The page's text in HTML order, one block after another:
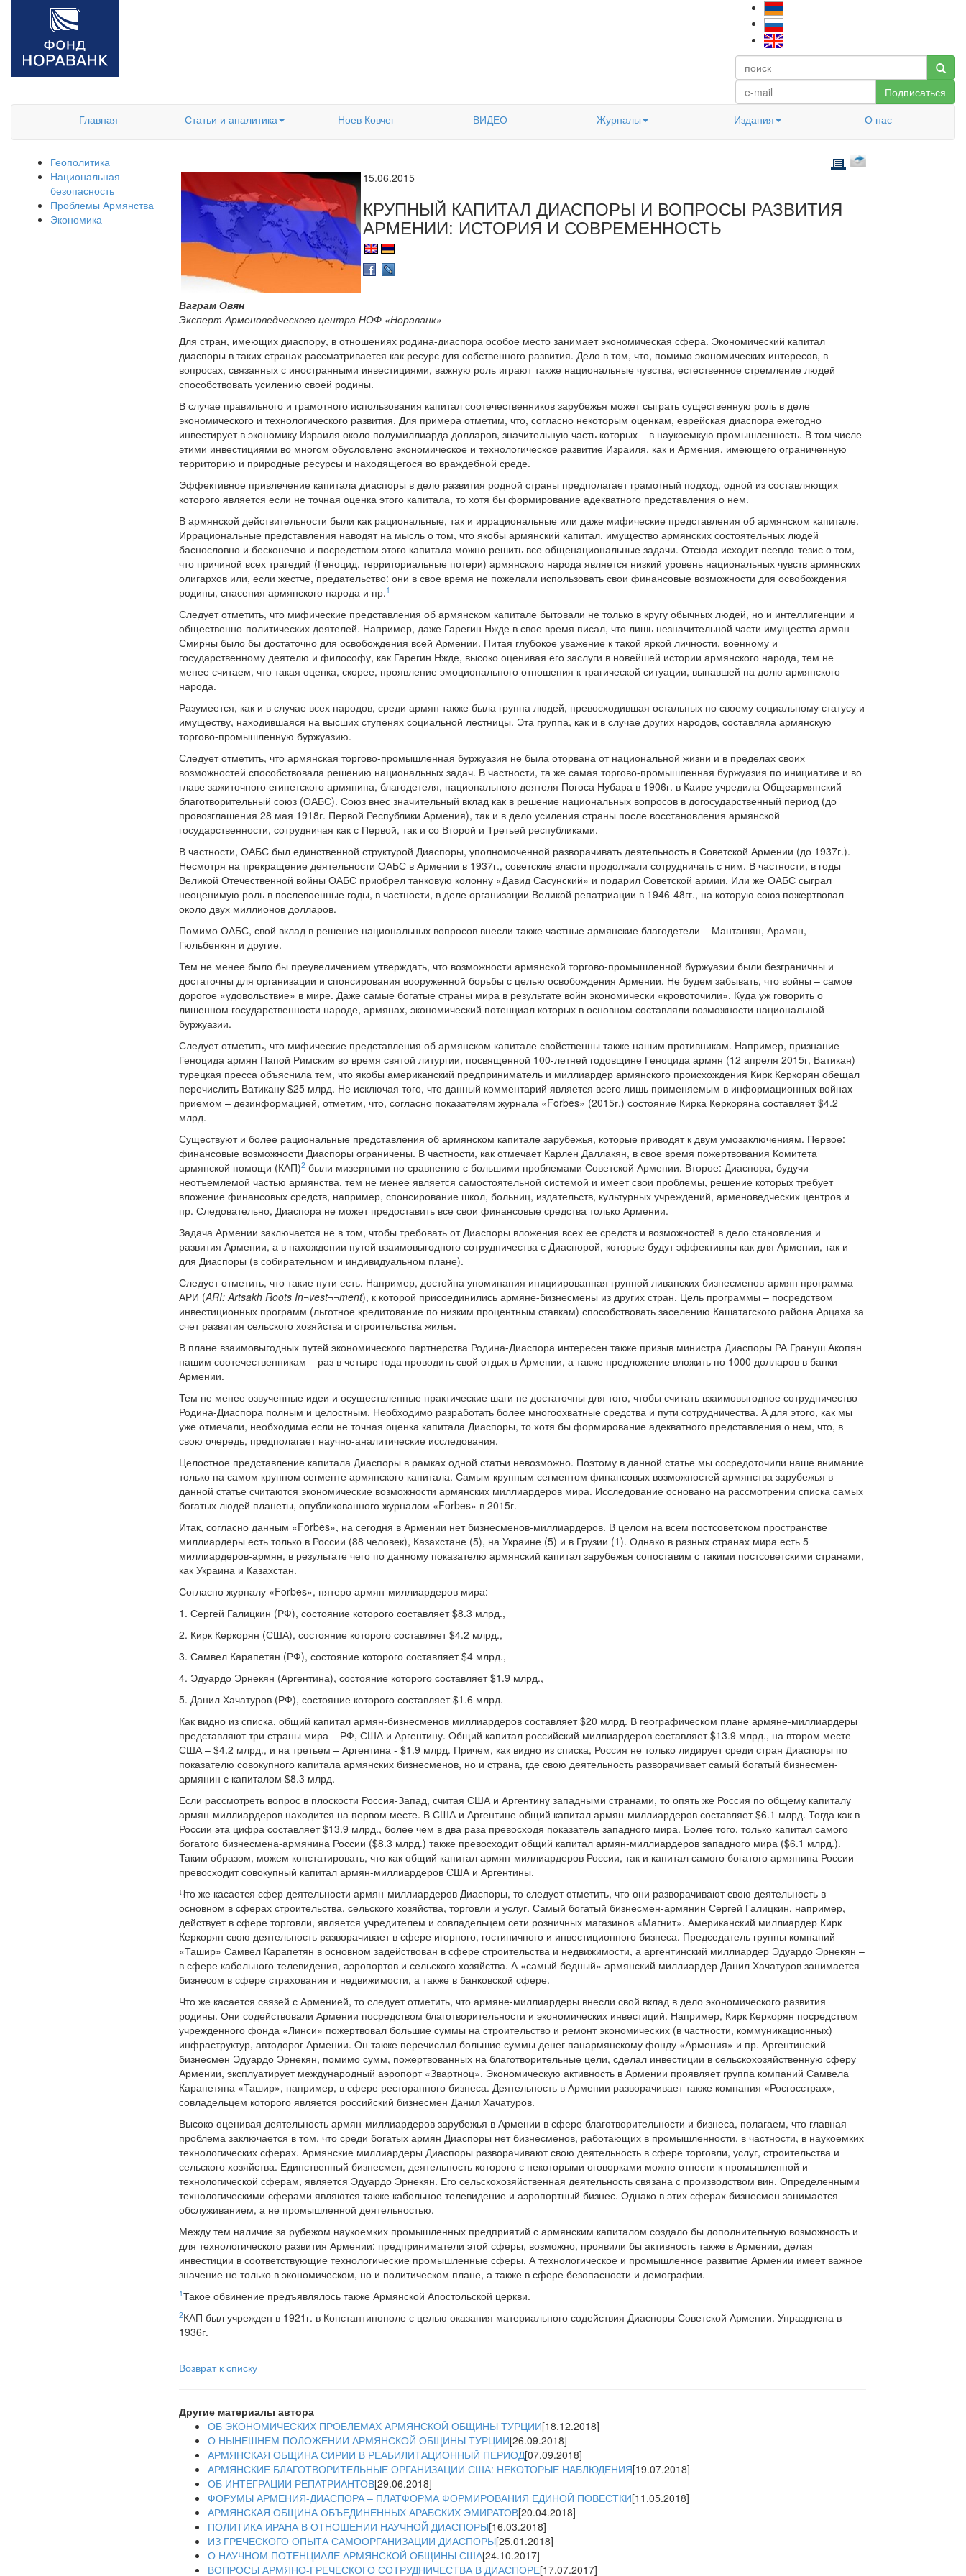
Подписаться
Главная
Статьи и аналитика Ноев Ковчег ВИДЕО Журналы Издания О нас
Геополитика
Национальная
безопасность
Проблемы Армянства
Экономика
15.06.2015
КРУПНЫЙ КАПИТАЛ ДИАСПОРЫ И ВОПРОСЫ РАЗВИТИЯ
АРМЕНИИ: ИСТОРИЯ И СОВРЕМЕННОСТЬ
Ваграм Овян
Эксперт Арменоведческого центра НОФ «Нораванк»
Для стран, имеющих диаспору, в отношениях родина-диаспора особое место занимает экономическая сфера. Экономический капитал
диаспоры в таких странах рассматривается как ресурс для собственного развития. Дело в том, что, помимо экономических интересов, в
вопросах, связанных с иностранными инвестициями, важную роль играют также национальные чувства, естественное стремление людей
способствовать усилению своей родины.
В случае правильного и грамотного использования капитал соотечественников зарубежья может сыграть существенную роль в деле
экономического и технологического развития. Для примера отметим, что, согласно некоторым оценкам, еврейская диаспора ежегодно
инвестирует в экономику Израиля около полумиллиарда долларов, значительную часть которых – в наукоемкую промышленность. В том числе
этими инвестициями во многом обусловлено экономическое и технологическое развитие Израиля, как и Армения, имеющего ограниченную
территорию и природные ресурсы и находящегося во враждебной среде.
Эффективное привлечение капитала диаспоры в дело развития родной страны предполагает грамотный подход, одной из составляющих
которого является если не точная оценка этого капитала, то хотя бы формирование адекватного представления о нем.
В армянской действительности были как рациональные, так и иррациональные или даже мифические представления об армянском капитале.
Иррациональные представления наводят на мысль о том, что якобы армянский капитал, имущество армянских состоятельных людей
баснословно и бесконечно и посредством этого капитала можно решить все общенациональные задачи. Отсюда исходит псевдо-тезис о том,
что причиной всех трагедий (Геноцид, территориальные потери) армянского народа является низкий уровень национальных чувств армянских
олигархов или, если жестче, предательство: они в свое время не пожелали использовать свои финансовые возможности для освобождения
родины, спасения армянского народа и пр.1
Следует отметить, что мифические представления об армянском капитале бытовали не только в кругу обычных людей, но и интеллигенции и
общественно-политических деятелей. Например, даже Гарегин Нжде в свое время писал, что лишь незначительной части имущества армян
Смирны было бы достаточно для освобождения всей Армении. Питая глубокое уважение к такой яркой личности, военному и
государственному деятелю и философу, как Гарегин Нжде, высоко оценивая его заслуги в новейшей истории армянского народа, тем не
менее считаем, что такая оценка, скорее, проявление эмоционального отношения к трагической ситуации, выпавшей на долю армянского
народа.
Разумеется, как и в случае всех народов, среди армян также была группа людей, превосходившая остальных по своему социальному статусу и
имуществу, находившаяся на высших ступенях социальной лестницы. Эта группа, как и в случае других народов, составляла армянскую
торгово-промышленную буржуазию.
Следует отметить, что армянская торгово-промышленная буржуазия не была оторвана от национальной жизни и в пределах своих
возможностей способствовала решению национальных задач. В частности, та же самая торгово-промышленная буржуазия по инициативе и во
главе зажиточного египетского армянина, благодетеля, национального деятеля Погоса Нубара в 1906г. в Каире учредила Общеармянский
благотворительный союз (ОАБС). Союз внес значительный вклад как в решение национальных вопросов в догосударственный период (до
провозглашения 28 мая 1918г. Первой Республики Армения), так и в дело усиления страны после восстановления армянской
государственности, сотрудничая как с Первой, так и со Второй и Третьей республиками.
В частности, ОАБС был единственной структурой Диаспоры, уполномоченной разворачивать деятельность в Советской Армении (до 1937г.).
Несмотря на прекращение деятельности ОАБС в Армении в 1937г., советские власти продолжали сотрудничать с ним. В частности, в годы
Великой Отечественной войны ОАБС приобрел танковую колонну «Давид Сасунский» и подарил Советской армии. Или же ОАБС сыграл
неоценимую роль в послевоенные годы, в частности, в деле организации Великой репатриации в 1946-48гг., на которую союз пожертвовал
около двух миллионов долларов.
Помимо ОАБС, свой вклад в решение национальных вопросов внесли также частные армянские благодетели – Манташян, Арамян,
Гюльбенкян и другие.
Тем не менее было бы преувеличением утверждать, что возможности армянской торгово-промышленной буржуазии были безграничны и
достаточны для организации и спонсирования вооруженной борьбы с целью освобождения Армении. Не будем забывать, что войны – самое
дорогое «удовольствие» в мире. Даже самые богатые страны мира в результате войн экономически «кровоточили». Куда уж говорить о
лишенном государственности народе, армянах, экономический потенциал которых в основном составляли возможности национальной
буржуазии.
Следует отметить, что мифические представления об армянском капитале свойственны также нашим противникам. Например, признание
Геноцида армян Папой Римским во время святой литургии, посвященной 100-летней годовщине Геноцида армян (12 апреля 2015г, Ватикан)
турецкая пресса объяснила тем, что якобы американский предприниматель и миллиардер армянского происхождения Кирк Керкорян обещал
перечислить Ватикану $25 млрд. Не исключая того, что данный комментарий является всего лишь применяемым в информационных войнах
приемом – дезинформацией, отметим, что, согласно показателям журнала «Forbes» (2015г.) состояние Кирка Керкоряна составляет $4.2
млрд.
Существуют и более рациональные представления об армянском капитале зарубежья, которые приводят к двум умозаключениям. Первое:
финансовые возможности Диаспоры ограничены. В частности, как отмечает Карлен Даллакян, в свое время пожертвования Комитета
армянской помощи (КАП)2 были мизерными по сравнению с большими проблемами Советской Армении. Второе: Диаспора, будучи
неотъемлемой частью армянства, тем не менее является самостоятельной системой и имеет свои проблемы, решение которых требует
вложение финансовых средств, например, спонсирование школ, больниц, издательств, культурных учреждений, арменоведческих центров и
пр. Следовательно, Диаспора не может предоставить все свои финансовые средства только Армении.
Задача Армении заключается не в том, чтобы требовать от Диаспоры вложения всех ее средств и возможностей в дело становления и
развития Армении, а в нахождении путей взаимовыгодного сотрудничества с Диаспорой, которые будут эффективны как для Армении, так и
для Диаспоры (в собирательном и индивидуальном плане).
Следует отметить, что такие пути есть. Например, достойна упоминания инициированная группой ливанских бизнесменов-армян программа
АРИ (ARI: Artsakh Roots In¬vest¬¬ment), к которой присоединились армяне-бизнесмены из других стран. Цель программы – посредством
инвестиционных программ (льготное кредитование по низким процентным ставкам) способствовать заселению Кашатагского района Арцаха за
счет развития сельского хозяйства и строительства жилья.
В плане взаимовыгодных путей экономического партнерства Родина-Диаспора интересен также призыв министра Диаспоры РА Грануш Акопян
нашим соотечественникам – раз в четыре года проводить свой отдых в Армении, а также предложение вложить по 1000 долларов в банки
Армении.
Тем не менее озвученные идеи и осуществленные практические шаги не достаточны для того, чтобы считать взаимовыгодное сотрудничество
Родина-Диаспора полным и целостным. Необходимо разработать более многоохватные средства и пути сотрудничества. А для этого, как мы
уже отмечали, необходима если не точная оценка капитала Диаспоры, то хотя бы формирование адекватного представления о нем, что, в
свою очередь, предполагает научно-аналитические исследования.
Целостное представление капитала Диаспоры в рамках одной статьи невозможно. Поэтому в данной статье мы сосредоточили наше внимание
только на самом крупном сегменте армянского капитала. Самым крупным сегментом финансовых возможностей армянства зарубежья в
данной статье считаются экономические возможности армянских миллиардеров мира. Исследование основано на рассмотрении списка самых
богатых людей планеты, опубликованного журналом «Forbes» в 2015г.
Итак, согласно данным «Forbes», на сегодня в Армении нет бизнесменов-миллиардеров. В целом на всем постсоветском пространстве
миллиардеры есть только в России (88 человек), Казахстане (5), на Украине (5) и в Грузии (1). Однако в разных странах мира есть 5
миллиардеров-армян, в результате чего по данному показателю армянский капитал зарубежья сопоставим с такими постсоветскими странами,
как Украина и Казахстан.
Согласно журналу «Forbes», пятеро армян-миллиардеров мира:
1. Сергей Галицкин (РФ), состояние которого составляет $8.3 млрд.,
2. Кирк Керкорян (США), состояние которого составляет $4.2 млрд.,
3. Самвел Карапетян (РФ), состояние которого составляет $4 млрд.,
4. Эдуардо Эрнекян (Аргентина), состояние которого составляет $1.9 млрд.,
5. Данил Хачатуров (РФ), состояние которого составляет $1.6 млрд.
Как видно из списка, общий капитал армян-бизнесменов миллиардеров составляет $20 млрд. В географическом плане армяне-миллиардеры
представляют три страны мира – РФ, США и Аргентину. Общий капитал российский миллиардеров составляет $13.9 млрд., на втором месте
США – $4.2 млрд., и на третьем – Аргентина - $1.9 млрд. Причем, как видно из списка, Россия не только лидирует среди стран Диаспоры по
показателю совокупного капитала армянских бизнесменов, но и страна, где свою деятельность разворачивает самый богатый бизнесмен-
армянин с капиталом $8.3 млрд.
Если рассмотреть вопрос в плоскости Россия-Запад, считая США и Аргентину западными странами, то опять же Россия по общему капиталу
армян-миллиардеров находится на первом месте. В США и Аргентине общий капитал армян-миллиардеров составляет $6.1 млрд. Тогда как в
России эта цифра составляет $13.9 млрд., более чем в два раза превосходя показатель западного мира. Более того, только капитал самого
богатого бизнесмена-армянина России ($8.3 млрд.) также превосходит общий капитал армян-миллиардеров западного мира ($6.1 млрд.).
Таким образом, можем констатировать, что как общий капитал армян-миллиардеров России, так и капитал самого богатого армянина России
превосходит совокупный капитал армян-миллиардеров США и Аргентины.
Что же касается сфер деятельности армян-миллиардеров Диаспоры, то следует отметить, что они разворачивают свою деятельность в
основном в сферах строительства, сельского хозяйства, торговли и услуг. Самый богатый бизнесмен-армянин Сергей Галицкин, например,
действует в сфере торговли, является учредителем и совладельцем сети розничных магазинов «Магнит». Американский миллиардер Кирк
Керкорян свою деятельность разворачивает в сфере игорного, гостиничного и инвестиционного бизнеса. Председатель группы компаний
«Ташир» Самвел Карапетян в основном задействован в сфере строительства и недвижимости, а аргентинский миллиардер Эдуардо Эрнекян –
в сфере кабельного телевидения, аэропортов и сельского хозяйства. А «самый бедный» армянский миллиардер Данил Хачатуров занимается
бизнесом в сфере страхования и недвижимости, а также в банковской сфере.
Что же касается связей с Арменией, то следует отметить, что армяне-миллиардеры внесли свой вклад в дело экономического развития
родины. Они содействовали Армении посредством благотворительности и экономических инвестиций. Например, Кирк Керкорян посредством
учрежденного фонда «Линси» пожертвовал большие суммы на строительство и ремонт экономических (в частности, коммуникационных)
инфраструктур, автодорог Армении. Он также перечислил большие суммы денег панармянскому фонду «Армения» и пр. Аргентинский
бизнесмен Эдуардо Эрнекян, помимо сумм, пожертвованных на благотворительные цели, сделал инвестиции в сельскохозяйственную сферу
Армении, эксплуатирует международный аэропорт «Звартноц». Экономическую активность в Армении проявляет группа компаний Самвела
Карапетяна «Ташир», например, в сфере ресторанного бизнеса. Деятельность в Армении разворачивает также компания «Росгосстрах»,
совладельцем которого является российский бизнесмен Данил Хачатуров.
Высоко оценивая деятельность армян-миллиардеров зарубежья в Армении в сфере благотворительности и бизнеса, полагаем, что главная
проблема заключается в том, что среди богатых армян Диаспоры нет бизнесменов, работающих в промышленности, в частности, в наукоемких
технологических сферах. Армянские миллиардеры Диаспоры разворачивают свою деятельность в сфере торговли, услуг, строительства и
сельского хозяйства. Единственный бизнесмен, деятельность которого с некоторыми оговорками можно отнести к промышленной и
технологической сферам, является Эдуардо Эрнекян. Его сельскохозяйственная деятельность связана с производством вин. Определенными
технологическими сферами являются также кабельное телевидение и аэропортный бизнес. Однако в этих сферах бизнесмен занимается
обслуживанием, а не промышленной деятельностью.
Между тем наличие за рубежом наукоемких промышленных предприятий с армянским капиталом создало бы дополнительную возможность и
для технологического развития Армении: предприниматели этой сферы, возможно, проявили бы активность также в Армении, делая
инвестиции в соответствующие технологические промышленные сферы. А технологическое и промышленное развитие Армении имеет важное
значение не только в экономическом, но и политическом плане, а также в сфере безопасности и демографии.
1Такое обвинение предъявлялось также Армянской Апостольской церкви.
2КАП был учрежден в 1921г. в Константинополе с целью оказания материального содействия Диаспоры Советской Армении. Упразднена в
1936г.
Возврат к списку
Другие материалы автора
ОБ ЭКОНОМИЧЕСКИХ ПРОБЛЕМАХ АРМЯНСКОЙ ОБЩИНЫ ТУРЦИИ[18.12.2018]
О НЫНЕШНЕМ ПОЛОЖЕНИИ АРМЯНСКОЙ ОБЩИНЫ ТУРЦИИ[26.09.2018]
АРМЯНСКАЯ ОБЩИНА СИРИИ В РЕАБИЛИТАЦИОННЫЙ ПЕРИОД[07.09.2018]
АРМЯНСКИЕ БЛАГОТВОРИТЕЛЬНЫЕ ОРГАНИЗАЦИИ США: НЕКОТОРЫЕ НАБЛЮДЕНИЯ[19.07.2018]
ОБ ИНТЕГРАЦИИ РЕПАТРИАНТОВ[29.06.2018]
ФОРУМЫ АРМЕНИЯ-ДИАСПОРА – ПЛАТФОРМА ФОРМИРОВАНИЯ ЕДИНОЙ ПОВЕСТКИ[11.05.2018]
АРМЯНСКАЯ ОБЩИНА ОБЪЕДИНЕННЫХ АРАБСКИХ ЭМИРАТОВ[20.04.2018]
ПОЛИТИКА ИРАНА В ОТНОШЕНИИ НАУЧНОЙ ДИАСПОРЫ[16.03.2018]
ИЗ ГРЕЧЕСКОГО ОПЫТА САМООРГАНИЗАЦИИ ДИАСПОРЫ[25.01.2018]
О НАУЧНОМ ПОТЕНЦИАЛЕ АРМЯНСКОЙ ОБЩИНЫ США[24.10.2017]
ВОПРОСЫ АРМЯНО-ГРЕЧЕСКОГО СОТРУДНИЧЕСТВА В ДИАСПОРЕ[17.07.2017]